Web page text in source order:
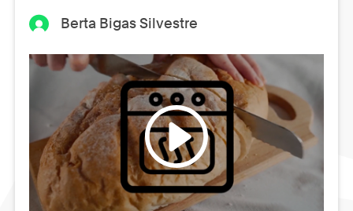
Berta Bigas Silvestre